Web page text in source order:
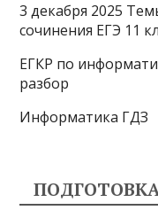
3 декабря 2025
сочинения ЕГЭ 11
ЕГКР по
разбор
Информатика ГДЗ
ПОДГОТОВКА